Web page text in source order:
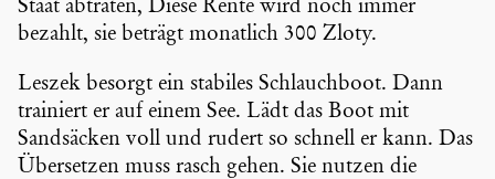
Staat abtraten, Diese Rente wird noch immer
bezahlt, sie beträgt monatlich 300 Zloty.
Leszek besorgt ein stabiles Schlauch­boot. Dann
trainiert er auf einem See. Lädt das Boot mit
Sandsä­cken voll und rudert so schnell er kann. Das
Übersetzen muss rasch gehen. Sie nutzen die